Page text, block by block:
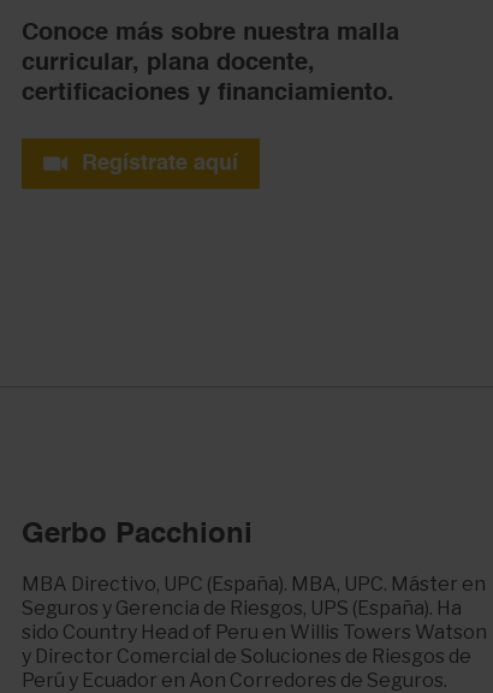
Conoce más sobre nuestra malla
curricular, plana docente,
certificaciones y financiamiento.
Regístrate aquí
Gerbo Pacchioni
MBA Directivo, UPC (España). MBA, UPC. Máster en
Seguros y Gerencia de Riesgos, UPS (España). Ha
sido Country Head of Peru en Willis Towers Watson
y Director Comercial de Soluciones de Riesgos de
Perú y Ecuador en Aon Corredores de Seguros.